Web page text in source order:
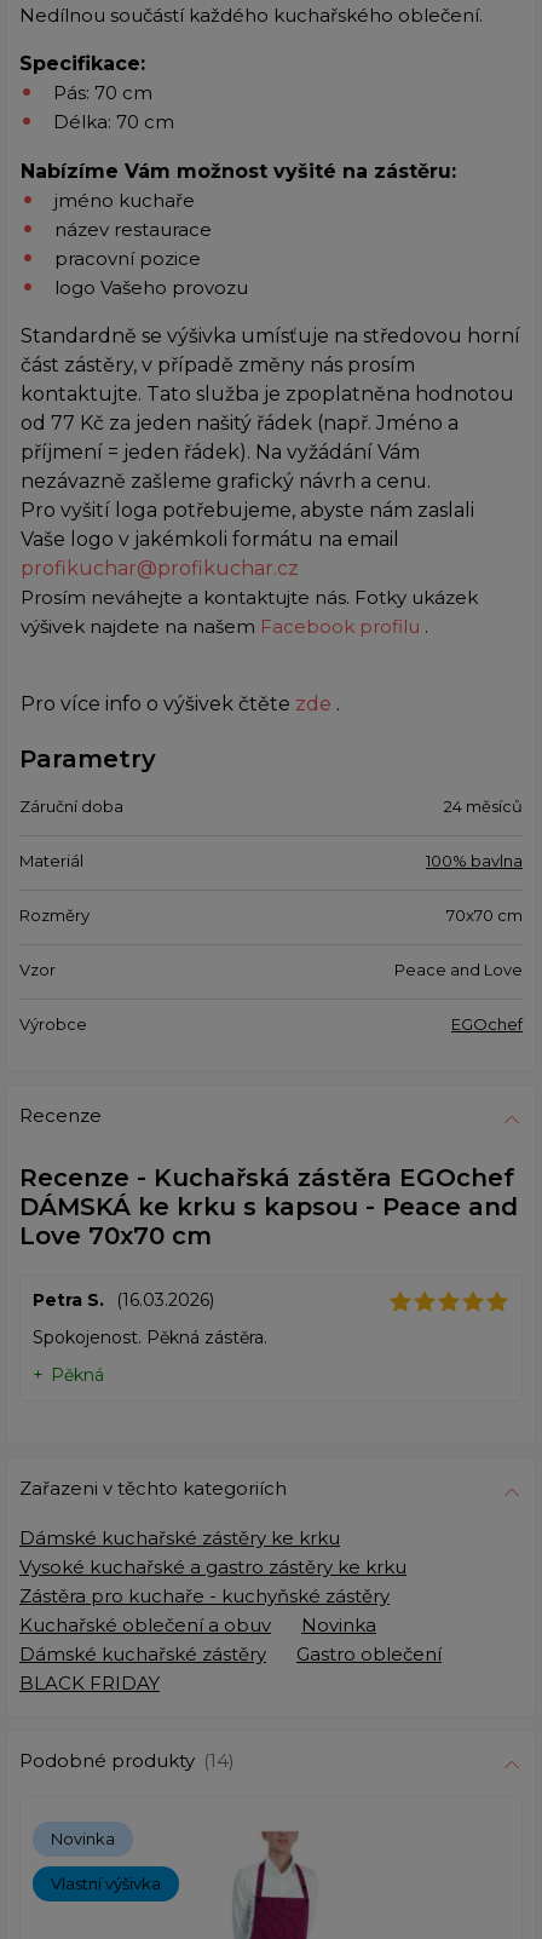
Nedílnou součástí každého kuchařského oblečení.
Specifikace:
Pás: 70 cm
Délka: 70 cm
Nabízíme Vám možnost vyšité na zástěru:
jméno kuchaře
název restaurace
pracovní pozice
logo Vašeho provozu
Standardně se výšivka umísťuje na středovou horní
část zástěry, v případě změny nás prosím
kontaktujte. Tato služba je zpoplatněna hodnotou
od 77 Kč za jeden našitý řádek (např. Jméno a
příjmení = jeden řádek). Na vyžádání Vám
nezávazně zašleme grafický návrh a cenu.
Pro vyšití loga potřebujeme, abyste nám zaslali
Vaše logo v jakémkoli formátu na email
profikuchar@profikuchar.cz
Prosím neváhejte a kontaktujte nás. Fotky ukázek
výšivek najdete na našem Facebook profilu .
Pro více info o výšivek čtěte zde .
Parametry
Záruční doba 24 měsíců
Materiál 100% bavlna
Rozměry 70x70 cm
Vzor Peace and Love
Výrobce EGOchef
Recenze
Recenze - Kuchařská zástěra EGOchef
DÁMSKÁ ke krku s kapsou - Peace and
Love 70x70 cm
Petra S.
(16.03.2026)
Spokojenost. Pěkná zástěra.
Pěkná
Zařazeni v těchto kategoriích
Dámské kuchařské zástěry ke krku
Vysoké kuchařské a gastro zástěry ke krku
Zástěra pro kuchaře - kuchyňské zástěry
Kuchařské oblečení a obuv
Novinka
Dámské kuchařské zástěry
Gastro oblečení
BLACK FRIDAY
Podobné produkty (14)
Novinka
Vlastní výšivka